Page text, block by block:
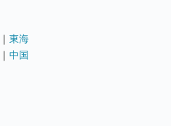
｜ 東海
｜ 中国